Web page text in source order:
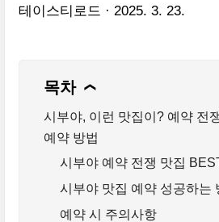
테이스티로드 2025. 3. 23.
목차 ❯
시부야, 이런 맛집이? 예약 전
예약 방법
시부야 예약 전쟁 맛집
시부야 맛집 예약 성공하는
예약 시 주의사항